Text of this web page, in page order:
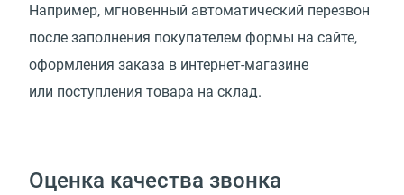
Например, мгновенный автоматический перезвон
после заполнения покупателем формы на сайте,
оформления заказа в интернет-магазине
или поступления товара на склад.
Оценка качества звонка